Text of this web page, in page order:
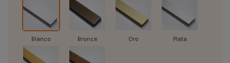
Blanco Bronce Oro Plata